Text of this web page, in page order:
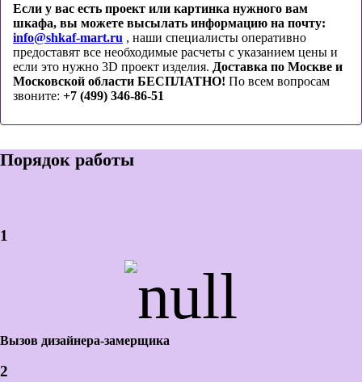
Если у вас есть проект или картинка нужного вам
шкафа, вы можете высылать информацию на почту:
info@shkaf-mart.ru , наши специалисты оперативно
предоставят все необходимые расчеты с указанием цены и
если это нужно 3D проект изделия. Доставка по Москве и
Московской области БЕСПЛАТНО! По всем вопросам
звоните: +7 (499) 346-86-51
Порядок работы
1
Вызов дизайнера-замерщика
2